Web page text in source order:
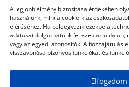
A legjobb élmény biztosítása érdekében
használunk, mint a cookie-k az
eléréséhez. Ha beleegyezik ezekbe a
adatokat dolgozhatunk fel ezen az oldalon,
vagy az egyedi azonosítók. A hozzájárulás
visszavonása bizonyos funkciókat és
Elfogadom